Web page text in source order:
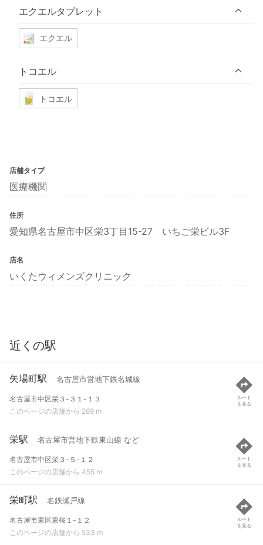
エクエルタブレット
エクエル
トコエル
トコエル
店舗タイプ
医療機関
住所
愛知県名古屋市中区栄3丁目15-27 いちご栄ビル3F
店名
いくたウィメンズクリニック
近くの駅
矢場町駅 名古屋市営地下鉄名城線
名古屋市中区栄３-３１-１３
このページの店舗から 269 m
ルート
を見る
栄駅 名古屋市営地下鉄東山線 など
名古屋市中区栄３-５-１２
このページの店舗から 455 m
ルート
を見る
栄町駅 名鉄瀬戸線
名古屋市東区東桜１-１２
このページの店舗から 533 m
ルート
を見る